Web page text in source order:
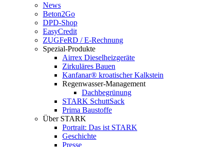
News
Beton2Go
DPD-Shop
EasyCredit
ZUGFeRD / E-Rechnung
Spezial-Produkte
Airrex Dieselheizgeräte
Zirkuläres Bauen
Kanfanar® kroatischer Kalkstein
Regenwasser-Management
Dachbegrünung
STARK SchuttSack
Prima Baustoffe
Über STARK
Portrait: Das ist STARK
Geschichte
Presse